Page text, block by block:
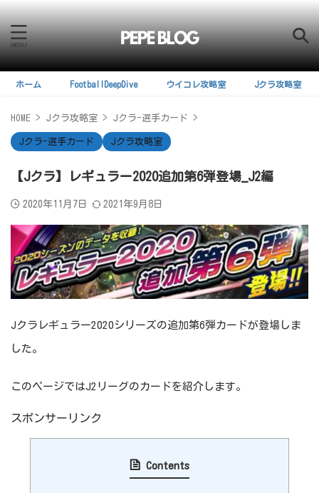
ホーム FootballDeepDive ウイコレ攻略室 Jクラ攻略室
HOME > Jクラ攻略室 > Jクラ-選手カード >
Jクラ-選手カード Jクラ攻略室
【Jクラ】レギュラー2020追加第6弾登場_J2編
2020年11月7日 2021年9月8日
Jクラレギュラー2020シリーズの追加第6弾カードが登場しま
した。
このページではJ2リーグのカードを紹介します。
スポンサーリンク
Contents